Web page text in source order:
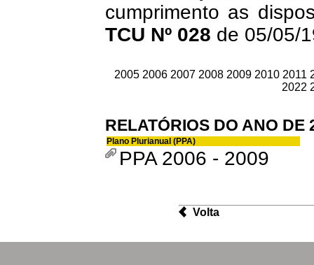
cumprimento as
TCU Nº 028 de 05/05/
2005 2006 2007 2008 2009 2010 2011
2022
RELATÓRIOS DO ANO DE
Plano Plurianual (PPA)
PPA 2006 - 2009
Volta